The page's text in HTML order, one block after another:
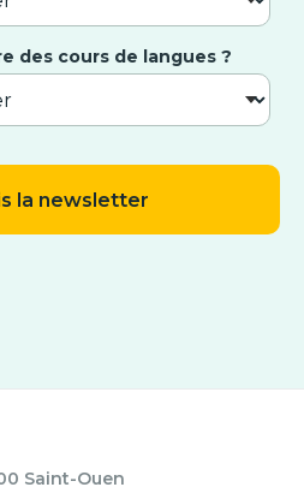
des cours de langues ?
Saint-Ouen